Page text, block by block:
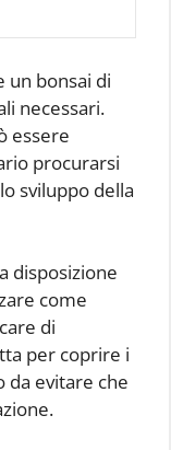
un bonsai di
necessari.
essere
procurarsi
sviluppo della
disposizione
come
di
per coprire i
da evitare che